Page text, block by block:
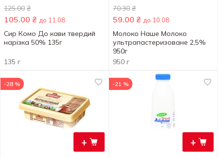
125.00 ₴
105.00 ₴ до 11.08
Сир Комо До кави твердий
нарізка 50% 135г
135 г
70.30 ₴
59.00 ₴ до 10.08
Молоко Наше Молоко
ультрапастеризоване 2,5%
950г
950 г
+
-28 %
+
-21 %